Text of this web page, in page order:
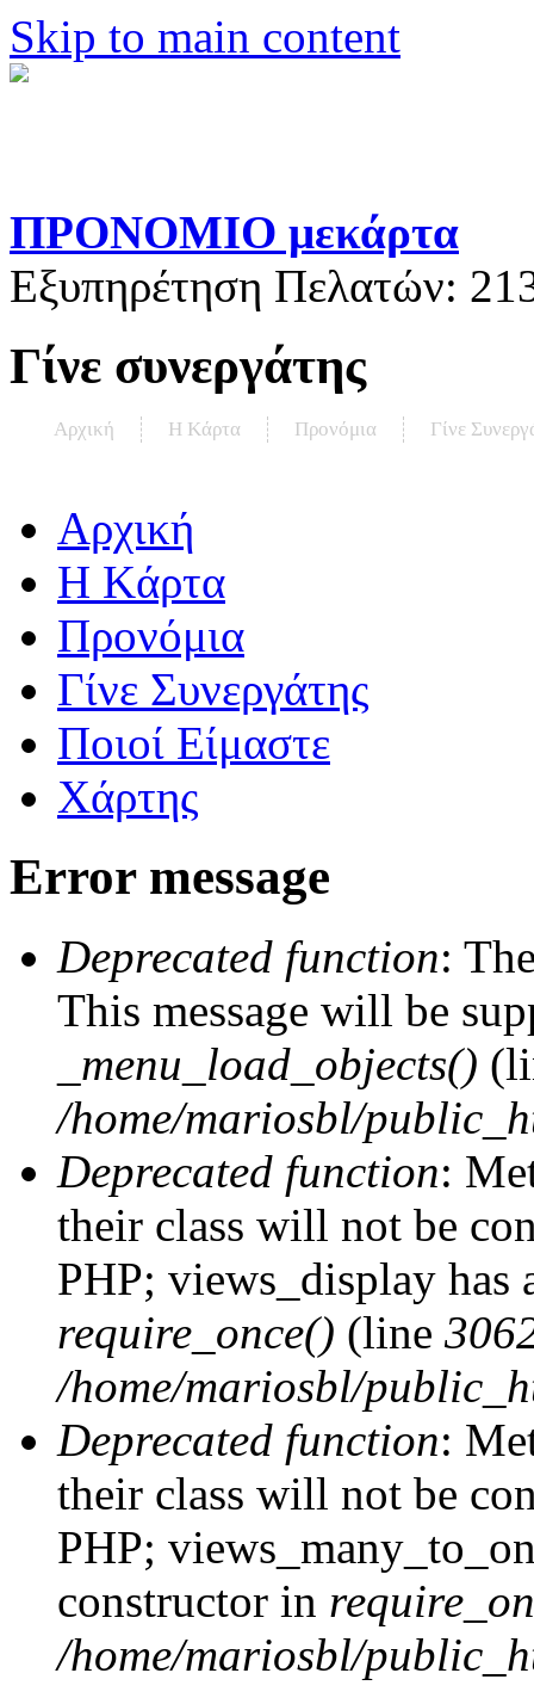
Skip to main content
ΠΡΟΝΟΜΙΟ μεκάρτα
Εξυπηρέτηση Πελατών:
Γίνε συνεργάτης
Αρχική Η Kάρτα Προνόμια Γίνε
Αρχική
Η Kάρτα
Προνόμια
Γίνε Συνεργάτης
Ποιοί Είμαστε
Χάρτης
Error message
Deprecated function:
This message will be
_menu_load_objects()
/home/mariosbl/
Deprecated function:
their class will not be
PHP; views_display has
require_once() (line
/home/mariosbl/
Deprecated function:
their class will not be
PHP;
constructor in
/home/mariosbl/